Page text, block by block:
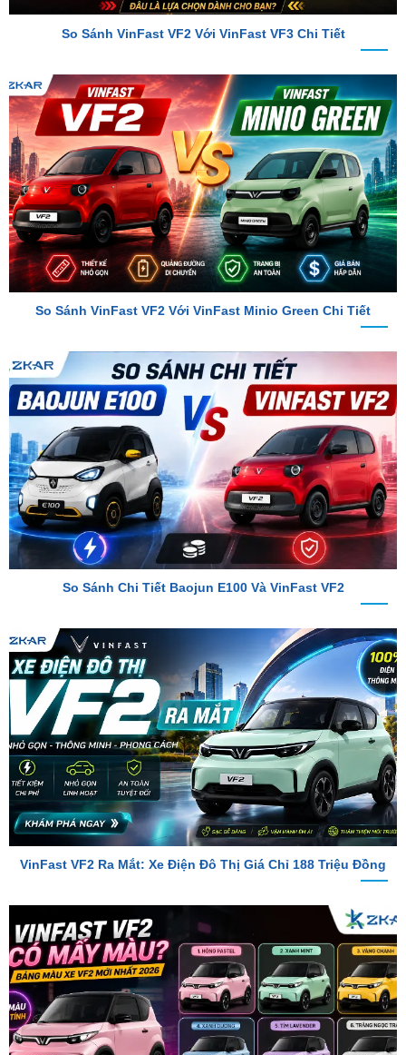
So Sánh VinFast VF2 Với VinFast Minio Green Chi Tiết
So Sánh Chi Tiết Baojun E100 Và VinFast VF2
VinFast VF2 Ra Mắt: Xe Điện Đô Thị Giá Chỉ 188 Triệu Đồng